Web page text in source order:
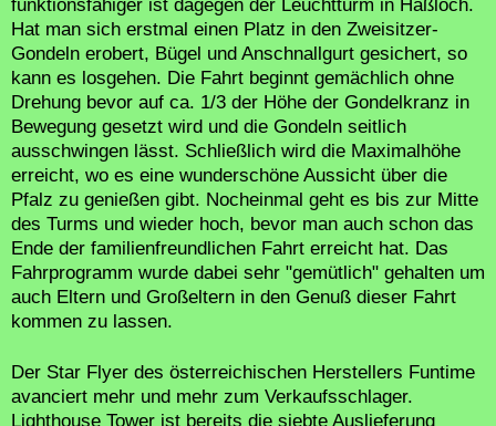
funktionsfähiger ist dagegen der Leuchtturm in Haßloch.
Hat man sich erstmal einen Platz in den Zweisitzer-
Gondeln erobert, Bügel und Anschnallgurt gesichert, so
kann es losgehen. Die Fahrt beginnt gemächlich ohne
Drehung bevor auf ca. 1/3 der Höhe der Gondelkranz in
Bewegung gesetzt wird und die Gondeln seitlich
ausschwingen lässt. Schließlich wird die Maximalhöhe
erreicht, wo es eine wunderschöne Aussicht über die
Pfalz zu genießen gibt. Nocheinmal geht es bis zur Mitte
des Turms und wieder hoch, bevor man auch schon das
Ende der familienfreundlichen Fahrt erreicht hat. Das
Fahrprogramm wurde dabei sehr "gemütlich" gehalten um
auch Eltern und Großeltern in den Genuß dieser Fahrt
kommen zu lassen.
Der Star Flyer des österreichischen Herstellers Funtime
avanciert mehr und mehr zum Verkaufsschlager.
Lighthouse Tower ist bereits die siebte Auslieferung